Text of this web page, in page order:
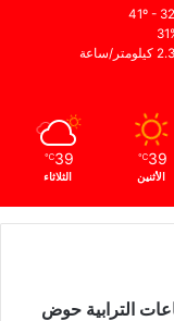
ساعة
39
℃
الأثنين
39
℃
الثلاثاء
الترابية حوض